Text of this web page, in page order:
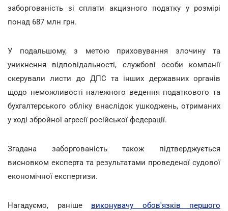
заборгованість зі сплати акцизного податку у розмірі
понад 687 млн грн.
У подальшому, з метою приховування злочину та
уникнення відповідальності, службові особи компанії
скерували листи до ДПС та інших державних органів
щодо неможливості належного ведення податкового та
бухгалтерського обліку внаслідок ушкоджень, отриманих
у ході збройної агресії російської федерації.
Згадана заборгованість також підтверджується
висновком експерта та результатами проведеної судової
економічної експертизи.
Нагадуємо, раніше виконувачу обов'язків першого